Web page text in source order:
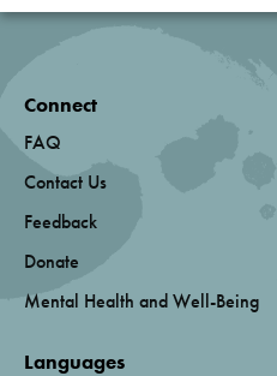
Connect
FAQ
Contact Us
Feedback
Donate
Mental Health and Well-Being
Languages